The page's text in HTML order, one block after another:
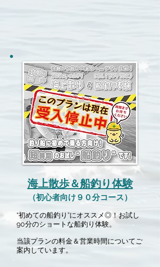
海上散歩＆船釣り体験
（初心者向け９０分コース）
“初めての船釣り”にオススメ◎！お試し
90分のショートな船釣り体験。
当該プランの料金＆営業時間についてご
案内しています。